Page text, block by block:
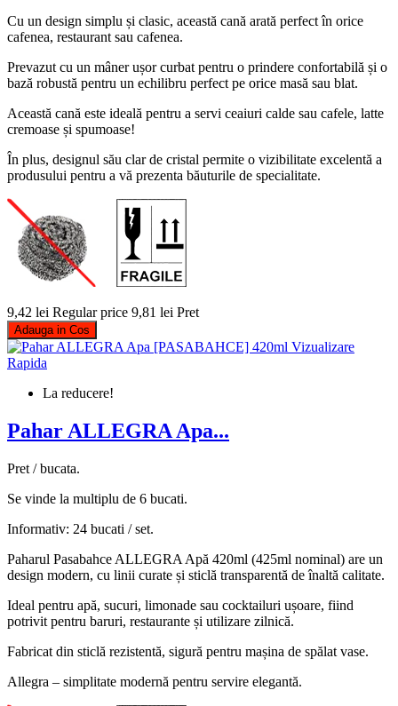
Cu un design simplu și clasic, această cană arată perfect în orice
cafenea, restaurant sau cafenea.
Prevazut cu un mâner ușor curbat pentru o prindere confortabilă și o
bază robustă pentru un echilibru perfect pe orice masă sau blat.
Această cană este ideală pentru a servi ceaiuri calde sau cafele, latte
cremoase și spumoase!
În plus, designul său clar de cristal permite o vizibilitate excelentă a
produsului pentru a vă prezenta băuturile de specialitate.
9,42 lei Regular price 9,81 lei Pret
Adauga in Cos
Vizualizare
Rapida
La reducere!
Pahar ALLEGRA Apa...
Pret / bucata.
Se vinde la multiplu de 6 bucati.
Informativ: 24 bucati / set.
Paharul Pasabahce ALLEGRA Apă 420ml (425ml nominal) are un
design modern, cu linii curate și sticlă transparentă de înaltă calitate.
Ideal pentru apă, sucuri, limonade sau cocktailuri ușoare, fiind
potrivit pentru baruri, restaurante și utilizare zilnică.
Fabricat din sticlă rezistentă, sigură pentru mașina de spălat vase.
Allegra – simplitate modernă pentru servire elegantă.